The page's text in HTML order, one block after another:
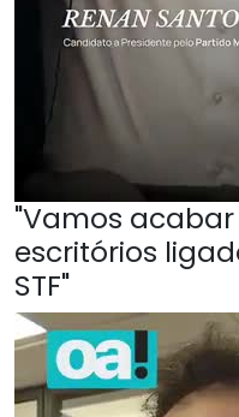
"Vamos
escritórios
STF"